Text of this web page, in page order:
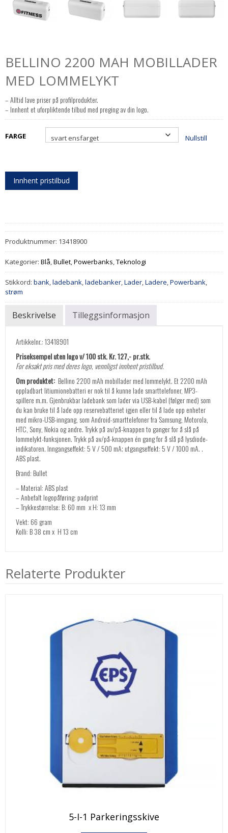
BELLINO 2200 MAH MOBILLADER
MED LOMMELYKT
– Alltid lave priser på profilprodukter.
– Innhent et uforpliktende tilbud med preging av din logo.
FARGE Nullstill
Innhent pristilbud
Produktnummer: 13418900
Kategorier: Blå,Bullet,Powerbanks,Teknologi
Stikkord: bank,ladebank,ladebanker,Lader,Ladere,Powerbank,
strøm
Beskrivelse Tilleggsinformasjon
Artikkelnr.: 13418901
Priseksempel uten logo v/ 100 stk. Kr. 127,- pr.stk.
For eksakt pris med deres logo, vennligst innhent pristilbud.
Om produktet: Bellino 2200 mAh mobillader med lommelykt. Et 2200 mAh
oppladbart litiumionebatteri er nok til å kunne lade smarttelefoner, MP3-
spillere m.m. Gjenbrukbar ladebank som lader via USB-kabel (følger med) som
du kan bruke til å lade opp reservebatteriet igjen eller til å lade opp enheter
med mikro-USB-inngang, som Android-smarttelefoner fra Samsung, Motorola,
HTC, Sony, Nokia og andre. Trykk på av/på-knappen to ganger for å slå på
lommelykt-funksjonen. Trykk på av/på-knappen én gang for å slå på lysdiode-
indikatoren. Inngangseffekt: 5 V / 500 mA; utgangseffekt: 5 V / 1000 mA. .
ABS plast.
Brand: Bullet
– Material: ABS plast
– Anbefalt logopåføring: padprint
– Trykkestørrelse: B: 60 mm x H: 13 mm
Vekt: 66 gram
Kolli: B 38 cm x H 13 cm
Relaterte Produkter
5-I-1 Parkeringsskive